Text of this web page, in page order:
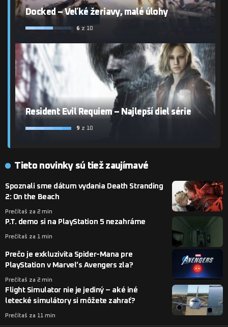
Docked – Veľké žeriavy, malé úlohy
6 z 10
Resident Evil Requiem – Najlepší diel série
9 z 10
Tieto novinky sú tiež zaujímavé
Spoznali sme dátum vydania Death Stranding
2: On the Beach
Prečítaš za 2 min
P.T. demo si na PlayStation 5 nezahráme
Prečítaš za 1 min
Prečo je exkluzivita Spider-Mana pre
PlayStation v Marvel’s Avengers zla?
Prečítaš za 2 min
Flight Simulator nie je jediný – aké iné
letecké simulátory si môžete zahrať?
Prečítaš za 11 min